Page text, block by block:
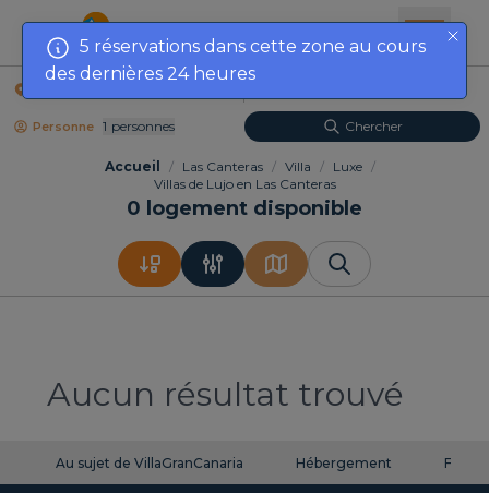
Personne 1 Personnes Chercher
Accueil / Las Canteras / Villa / Luxe /
Villas de Lujo en Las Canteras
0 logement disponible
Aucun résultat trouvé
5 réservations dans cette zone au cours
des dernières 24 heures
Au sujet de VillaGranCanaria Hébergement FAQ